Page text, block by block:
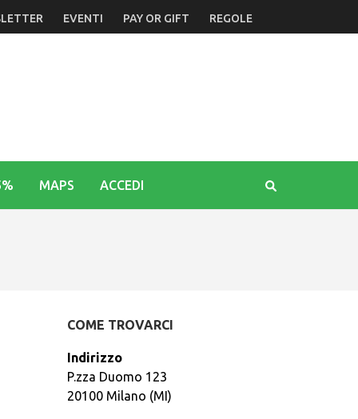
EVENTI PAY OR GIFT REGOLE
MAPS ACCEDI
COME TROVARCI
Indirizzo
P.zza Duomo 123
20100 Milano (MI)